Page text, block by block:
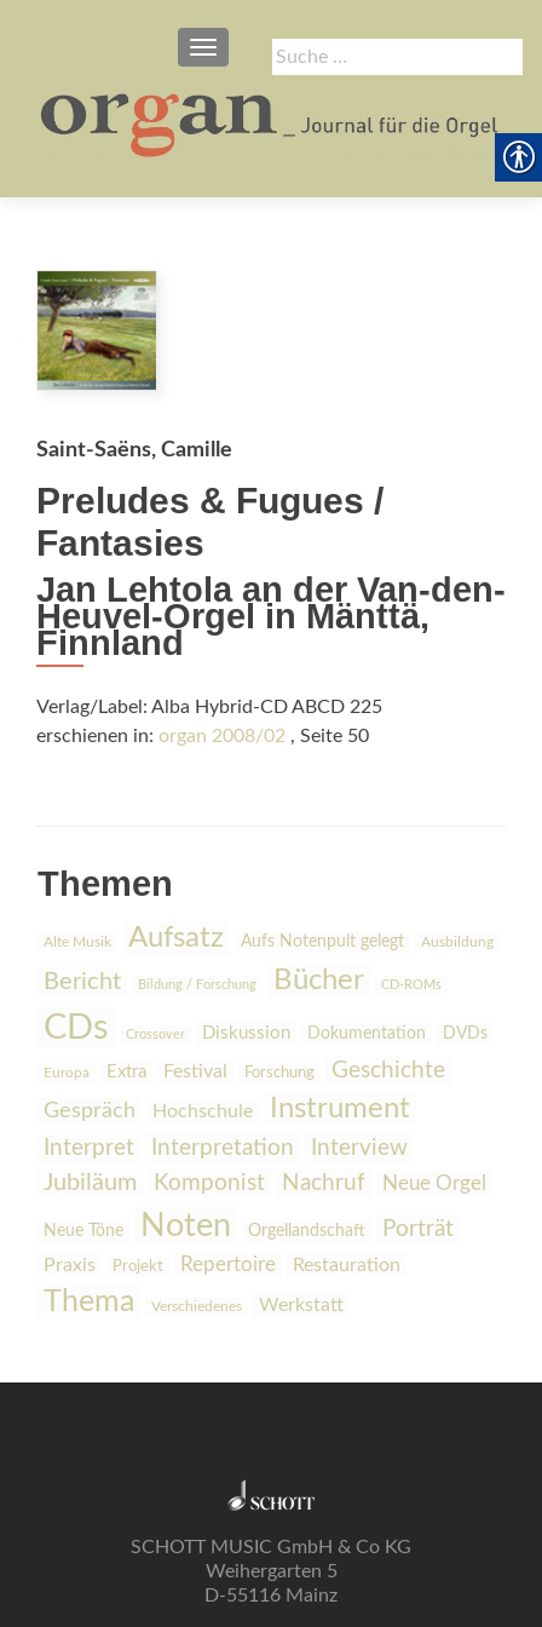
Suche
nach:
SCHALTE NAVIGATION
Saint-Saëns, Camille
Preludes & Fugues /
Fantasies
Jan Lehtola an der Van-den-
Heuvel-Orgel in Mänttä,
Finnland
Verlag/Label: Alba Hybrid-CD ABCD 225
erschienen in: organ 2008/02 , Seite 50
Themen
Alte Musik Aufsatz Aufs Notenpult gelegt Ausbildung
Bericht Bildung / Forschung Bücher CD-ROMs
CDs Crossover Diskussion Dokumentation DVDs
Europa Extra Festival Forschung Geschichte
Gespräch Hochschule Instrument
Interpret Interpretation
Interview
Jubiläum
Komponist Nachruf Neue Orgel
Neue Töne Noten Orgellandschaft Porträt
Praxis Projekt Repertoire Restauration
Thema Verschiedenes Werkstatt
SCHOTT MUSIC GmbH & Co KG
Weihergarten 5
D-55116 Mainz